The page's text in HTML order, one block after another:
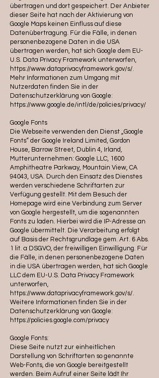
übertragen und dort gespeichert. Der Anbieter
dieser Seite hat nach der Aktivierung von
Google Maps keinen Einfluss auf diese
Datenübertragung. Für die Fälle, in denen
personenbezogene Daten in die USA
übertragen werden, hat sich Google dem EU-
U.S. Data Privacy Framework unterworfen,
https://www.dataprivacyframework.gov/s/.
Mehr Informationen zum Umgang mit
Nutzerdaten finden Sie in der
Datenschutzerklärung von Google:
https://www.google.de/intl/de/policies/privacy/
Google Fonts
Die Webseite verwenden den Dienst „Google
Fonts“ der Google Ireland Limited, Gordon
House, Barrow Street, Dublin 4, Irland,
Mutterunternehmen: Google LLC, 1600
Amphitheatre Parkway, Mountain View, CA
94043, USA. Durch den Einsatz des Dienstes
werden verschiedene Schriftarten zur
Verfügung gestellt. Mit dem Besuch der
Homepage wird eine Verbindung zum Server
von Google hergestellt, um die sogenannten
Fonts zu laden. Hierbei wird die IP-Adresse an
Google übermittelt. Die Verarbeitung erfolgt
auf Basis der Rechtsgrundlage gem. Art. 6 Abs.
1 lit. a DSGVO, der freiwilligen Einwilligung. Für
die Fälle, in denen personenbezogene Daten
in die USA übertragen werden, hat sich Google
LLC dem EU-U.S. Data Privacy Framework
unterworfen,
https://www.dataprivacyframework.gov/s/.
Weitere Informationen finden Sie in der
Datenschutzerklärung von Google:
https://policies.google.com/privacy
Google Fonts:
Diese Seite nutzt zur einheitlichen
Darstellung von Schriftarten so genannte
Web-Fonts, die von Google bereitgestellt
werden. Beim Aufruf einer Seite lädt Ihr